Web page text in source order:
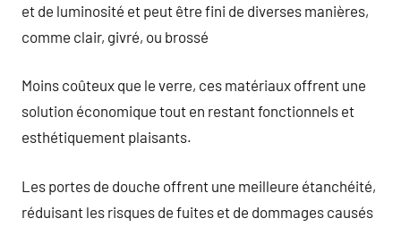
et de luminosité et peut être fini de diverses manières,
comme clair, givré, ou brossé
Moins coûteux que le verre, ces matériaux offrent une
solution économique tout en restant fonctionnels et
esthétiquement plaisants.
Les portes de douche offrent une meilleure étanchéité,
réduisant les risques de fuites et de dommages causés